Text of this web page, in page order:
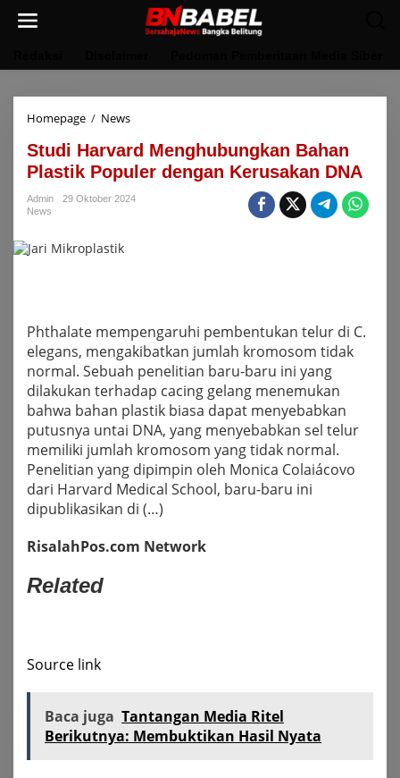
Homepage / NewsStudi
Menghubungkan
Bahan
Plastik
Populer
Studi Harvard Menghubungkan Bahan
Plastik Populer dengan Kerusakan DNA
Admin
29 Oktober 2024
News
Phthalate mempengaruhi pembentukan telur di C.
elegans, mengakibatkan jumlah kromosom tidak
normal. Sebuah penelitian baru-baru ini yang
dilakukan terhadap cacing gelang menemukan
bahwa bahan plastik biasa dapat menyebabkan
putusnya untai DNA, yang menyebabkan sel telur
memiliki jumlah kromosom yang tidak normal.
Penelitian yang dipimpin oleh Monica Colaiácovo
dari Harvard Medical School, baru-baru ini
dipublikasikan di (…)
RisalahPos.com Network
Related
Source link
Baca juga Tantangan Media Ritel
Berikutnya: Membuktikan Hasil Nyata